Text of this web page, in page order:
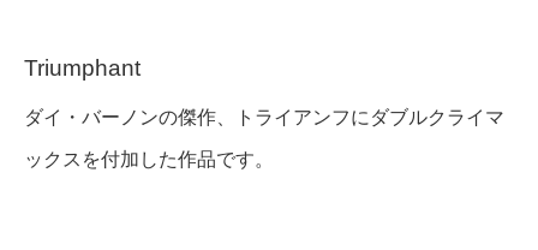
Triumphant
ダイ・バーノンの傑作、トライアンフにダブルクライマ
ックスを付加した作品です。